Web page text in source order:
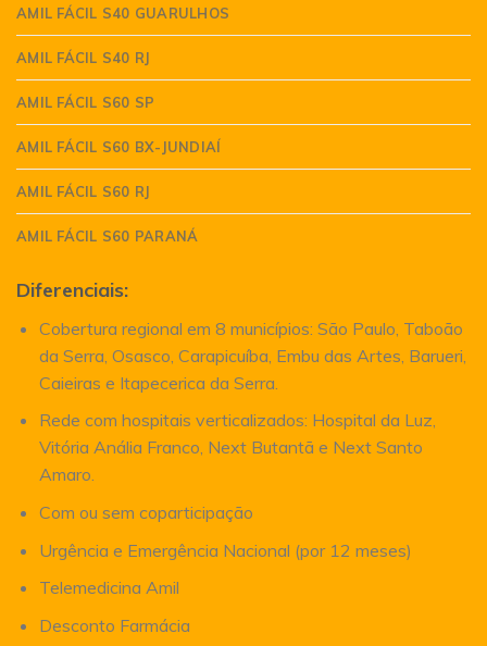
AMIL FÁCIL S40 GUARULHOS
AMIL FÁCIL S40 RJ
AMIL FÁCIL S60 SP
AMIL FÁCIL S60 BX-JUNDIAÍ
AMIL FÁCIL S60 RJ
AMIL FÁCIL S60 PARANÁ
Diferenciais:
Cobertura regional em 8 municípios: São Paulo, Taboão
da Serra, Osasco, Carapicuíba, Embu das Artes, Barueri,
Caieiras e Itapecerica da Serra.
Rede com hospitais verticalizados: Hospital da Luz,
Vitória Anália Franco, Next Butantã e Next Santo
Amaro.
Com ou sem coparticipação
Urgência e Emergência Nacional (por 12 meses)
Telemedicina Amil
Desconto Farmácia